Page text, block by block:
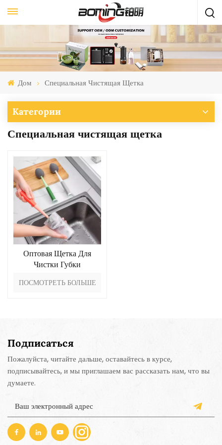
Дом Специальная Чистящая Щетка
Категории
Специальная чистящая щетка
Оптовая Щетка Для
Чистки Губки
ПОСМОТРЕТЬ БОЛЬШЕ
Подписаться
Пожалуйста, читайте дальше, оставайтесь в курсе,
подписывайтесь, и мы приглашаем вас рассказать нам, что вы
думаете.